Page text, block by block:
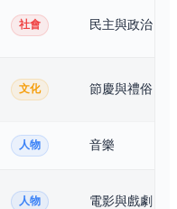
社會 民主與政治
文化 節慶與禮俗
人物 音樂
人物 電影與戲劇